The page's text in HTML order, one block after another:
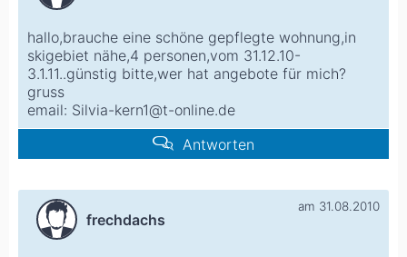
hallo,brauche eine schöne gepflegte wohnung,in
skigebiet nähe,4 personen,vom 31.12.10-
3.1.11..günstig bitte,wer hat angebote für mich?
gruss
email: Silvia-kern1@t-online.de
Antworten
frechdachs
am 31.08.2010